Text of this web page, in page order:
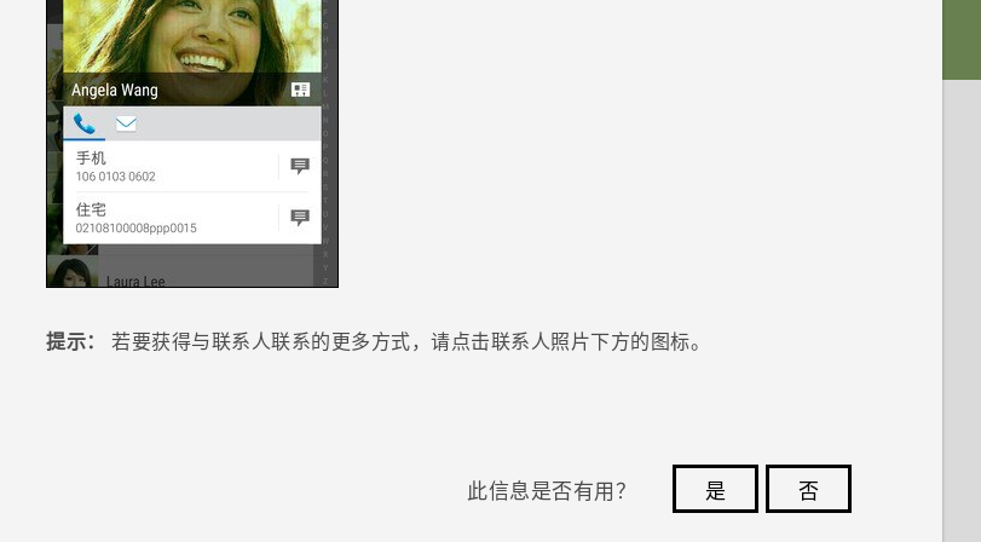
提示： 若要获得与联系人联系的更多方式，请点击联系人照片下方的图标。
此信息是否有用？ 是
否